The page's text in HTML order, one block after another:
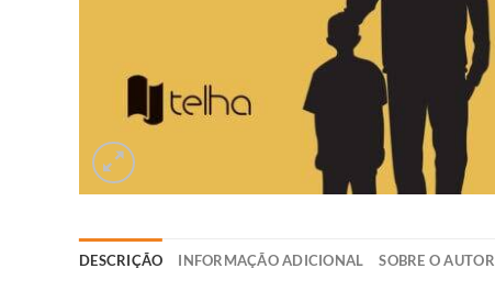
DESCRIÇÃO INFORMAÇÃO ADICIONAL SOBRE O AUTOR